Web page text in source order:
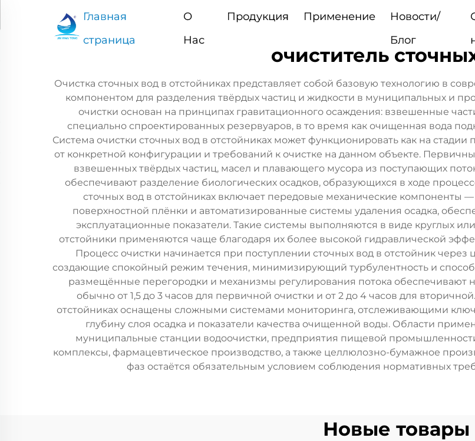
Главная
страница
О
Нас
Продукция Применение
Новости/
Блог
очиститель
Очистка сточных вод в отстойниках представляет собой базовую технологию в
компонентом для разделения твёрдых частиц и жидкости в муниципальных и
очистки основан на принципах гравитационного осаждения: взвешенные
специально спроектированных резервуаров, в то время как очищенная вода
Система очистки сточных вод в отстойниках может функционировать как на
от конкретной конфигурации и требований к очистке на данном объекте.
взвешенных твёрдых частиц, масел и плавающего мусора из поступающих
обеспечивают разделение биологических осадков, образующихся в ходе
сточных вод в отстойниках включает передовые механические компоненты
поверхностной плёнки и автоматизированные системы удаления осадка,
эксплуатационные показатели. Такие системы выполняются в виде круглых
отстойники применяются чаще благодаря их более высокой гидравлической
Процесс очистки начинается при поступлении сточных вод в отстойник
создающие спокойный режим течения, минимизирующий турбулентность и
размещённые перегородки и механизмы регулирования потока
обычно от 1,5 до 3 часов для первичной очистки и от 2 до 4 часов для
отстойниках оснащены сложными системами мониторинга, отслеживающими
глубину слоя осадка и показатели качества очищенной воды. Области
муниципальные станции водоочистки, предприятия пищевой
комплексы, фармацевтическое производство, а также целлюлозно-бумажное
фаз остаётся обязательным условием соблюдения нормативных
Новые товары